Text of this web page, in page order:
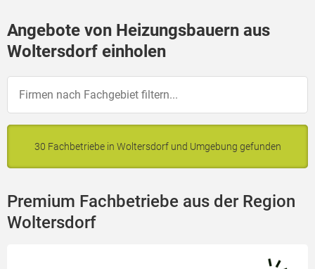
Angebote von Heizungsbauern aus
Woltersdorf einholen
30 Fachbetriebe in Woltersdorf und Umgebung gefunden
Premium Fachbetriebe aus der Region
Woltersdorf